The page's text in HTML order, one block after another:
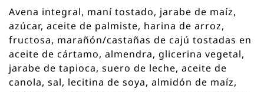
Avena integral, maní tostado, jarabe de maíz,
azúcar, aceite de palmiste, harina de arroz,
fructosa, marañón/castañas de cajú tostadas en
aceite de cártamo, almendra, glicerina vegetal,
jarabe de tapioca, suero de leche, aceite de
canola, sal, lecitina de soya, almidón de maíz,